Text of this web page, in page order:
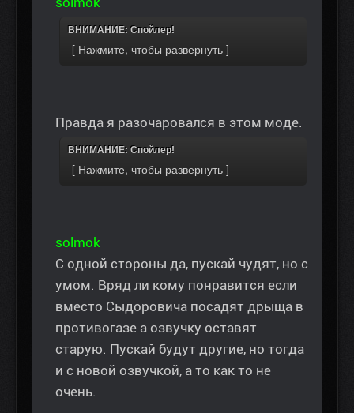
ВНИМАНИЕ: Спойлер!
Правда я разочаровался в этом моде.
ВНИМАНИЕ: Спойлер!
solmok
С одной стороны да, пускай чудят, но с
умом. Вряд ли кому понравится если
вместо Сыдоровича посадят дрыща в
противогазе а озвучку оставят
старую. Пускай будут другие, но тогда
и с новой озвучкой, а то как то не
очень.